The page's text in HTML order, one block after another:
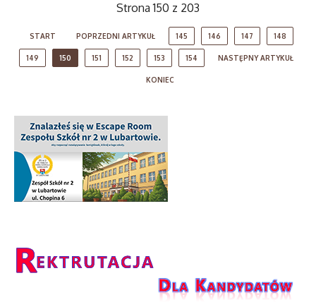
Strona 150 z 203
START POPRZEDNI ARTYKUŁ 145 146 147 148
149 150 151 152 153 154 NASTĘPNY ARTYKUŁ
KONIEC